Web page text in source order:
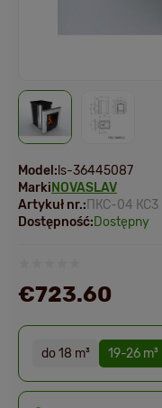
Model: ls-36445087
Marki NOVASLAV
Artykuł nr.: ПКС-04 КС3
Dostępność:Dostępny
do 18 m³ 19-26 m³
€723.60